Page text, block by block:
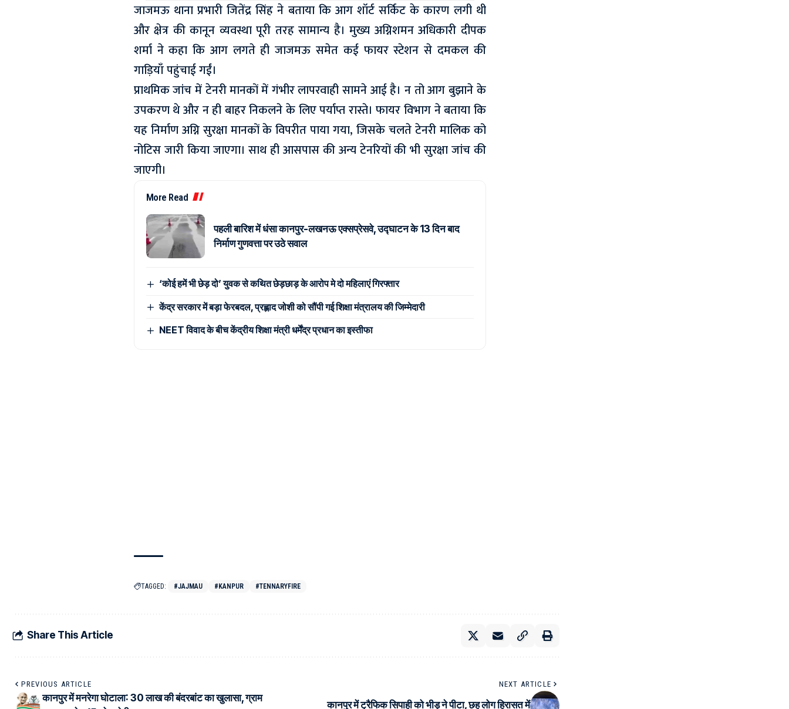
जाजमऊ थाना प्रभारी जितेंद्र सिंह ने बताया कि आग शॉर्ट सर्किट के कारण लगी थी
और क्षेत्र की कानून व्यवस्था पूरी तरह सामान्य है। मुख्य अग्निशमन अधिकारी दीपक
शर्मा ने कहा कि आग लगते ही जाजमऊ समेत कई फायर स्टेशन से दमकल की
गाड़ियाँ पहुंचाई गईं।
प्राथमिक जांच में टेनरी मानकों में गंभीर लापरवाही सामने आई है। न तो आग बुझाने के
उपकरण थे और न ही बाहर निकलने के लिए पर्याप्त रास्ते। फायर विभाग ने बताया कि
यह निर्माण अग्नि सुरक्षा मानकों के विपरीत पाया गया, जिसके चलते टेनरी मालिक को
नोटिस जारी किया जाएगा। साथ ही आसपास की अन्य टेनरियों की भी सुरक्षा जांच की
जाएगी।
More Read
पहली बारिश में धंसा कानपुर-लखनऊ एक्सप्रेसवे, उद्घाटन के 13 दिन बाद
निर्माण गुणवत्ता पर उठे सवाल
‘कोई हमें भी छेड़ दो’ युवक से कथित छेड़छाड़ के आरोप मे दो महिलाएं गिरफ्तार
केंद्र सरकार में बड़ा फेरबदल, प्रह्लाद जोशी को सौंपी गई शिक्षा मंत्रालय की जिम्मेदारी
NEET विवाद के बीच केंद्रीय शिक्षा मंत्री धर्मेंद्र प्रधान का इस्तीफा
TAGGED: #JAJMAU #KANPUR #TENNARYFIRE
Share This Article
PREVIOUS ARTICLE
कानपुर में मनरेगा घोटाला: 30 लाख की बंदरबांट का खुलासा, ग्राम
NEXT ARTICLE
कानपुर में ट्रैफिक सिपाही को भीड़ ने पीटा, छह लोग हिरासत में